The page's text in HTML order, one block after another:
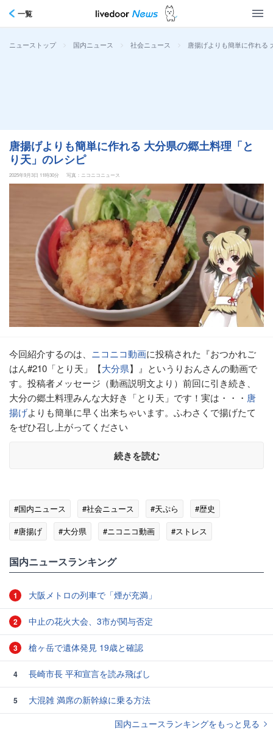
一覧
ニューストップ > 国内ニュース > 社会ニュース > 唐揚げよりも簡単に作れる
唐揚げよりも簡単に作れる 大分県の郷土料理「と
り天」のレシピ
2025年9月3日 11時30分 写真：ニコニコニュース
今回紹介するのは、 ニコニコ動画に投稿された『おつかれご
はん#210「とり天」【大分県】』というりおんさんの動画で
す。投稿者メッセージ（動画説明文より）前回に引き続き、
大分の郷土料理みんな大好き「とり天」です！実は・・・ 唐
揚げよりも簡単に早く出来ちゃいます。ふわさくで揚げたて
をぜひ召し上がってください
続きを読む
#国内ニュース #社会ニュース #天ぷら
#歴史
#唐揚げ
#大分県 #ニコニコ動画 #ストレス
国内ニュースランキング
1 大阪メトロの列車で「煙が充満」
2 中止の花火大会、3市が関与否定
3 槍ヶ岳で遺体発見 19歳と確認
4 長崎市長 平和宣言を読み飛ばし
5
大混雑 満席の新幹線に乗る方法
国内ニュースランキングをもっと見る